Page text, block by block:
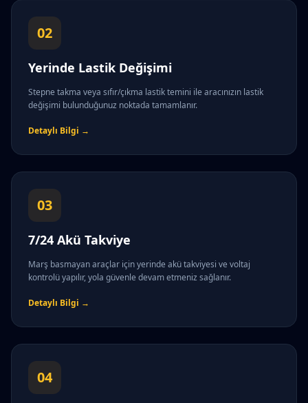
02
Yerinde Lastik Değişimi
Stepne takma veya sıfır/çıkma lastik temini ile aracınızın lastik
değişimi bulunduğunuz noktada tamamlanır.
Detaylı Bilgi →
03
7/24 Akü Takviye
Marş basmayan araçlar için yerinde akü takviyesi ve voltaj
kontrolü yapılır, yola güvenle devam etmeniz sağlanır.
Detaylı Bilgi →
04